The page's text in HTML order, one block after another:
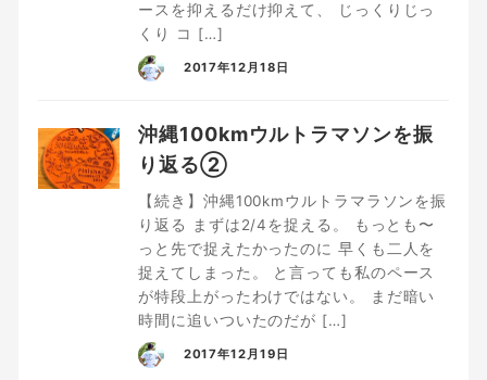
ースを抑えるだけ抑えて、 じっくりじっ
くり コ […]
2017年12月18日
沖縄100kmウルトラマソンを振
り返る②
【続き】沖縄100kmウルトラマラソンを振
り返る まずは2/4を捉える。 もっとも〜
っと先で捉えたかったのに 早くも二人を
捉えてしまった。 と言っても私のペース
が特段上がったわけではない。 まだ暗い
時間に追いついたのだが […]
2017年12月19日